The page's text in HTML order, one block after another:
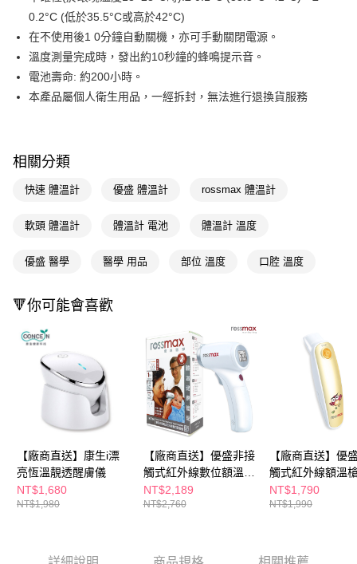
【關於「AFTEE先享後付」】
AFTEE先享後付是「在收到商品之後才付款」的支付方式。 讓您購物簡單
便利好安心！
１．簡單：不需註冊會員、不需綁卡、不需儲值。
３．安心：先確認商品／服務後，再付款。
２．訂單成立數日內，您將收到繳費通知簡訊。
３．收到繳費通知簡訊後14天內，點擊此簡訊中的連結，可透過四大超商／
※ 請注意：結帳手續完成當下不需立刻繳費，但若您需要取消訂單，請聯絡
後付繳納相關費用。
客戶支援中心」
https://netprotections.freshdesk.com/support/home
【注意事項】
１．透過由恩沛科技股份有限公司提供之「AFTEE先享後付」服務完成之交
易，需依本服務之必要範圍內提供個人資料，並將交易相關給付款項請求債
權轉讓予恩沛科技股份有限公司。
２．關於個人資料處理事宜，請瀏覽以下網址：
https://aftee.tw/terms/#terms3
３．未成年的使用者請事先徵得法定代理人或監護人之同意方可使用
「AFTEE先享後付」，若未經同意申辦者引起之損失，本公司不負相關責
４．使用「AFTEE先享後付」時，將依據個別帳號之用戶狀況，依本公司即
時審查核予不同之上限額度；若仍有額度不足之情形，本公司將視審查結果
請求用戶進行身份認證。
５．嚴禁一人註冊多個帳號或使用他人資訊註冊。若發現惡意使用之情形，
恩沛科技股份有限公司將有權停止該用戶之使用額度並採取法律行動。
運送方式
宅配(廠商直送🚚)
每筆NT$100，滿NT$590(含以上)免運費
0.2°C (低於35.5°C或高於42°C)
在不使用後1 0分鐘自動關機，亦可手動關閉電源。
溫度測量完成時，發出約10秒鐘的蜂鳴提示音。
電池壽命: 約200小時。
本產品屬個人衛生用品，一經拆封，無法進行退換貨服務
相關分類
快速 體溫計 優盛 體溫計 rossmax 體溫計
軟頭 體溫計 體溫計 電池 體溫計 溫度
優盛 醫學 醫學 用品 部位 溫度 口腔 溫度
🔻你可能會喜歡
【廠商直送】康生i漂
亮恆溫靚透醒膚儀
NT$1,680
NT$1,980
【廠商直送】優盛非接
觸式紅外線數位額溫
槍-HC700
NT$2,189
NT$2,760
【廠商直送】優
觸式紅外線額溫
HA500
NT$1,790
NT$1,990